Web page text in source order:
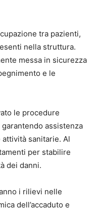
tra pazienti,
nella struttura.
messa in sicurezza
e le
le procedure
assistenza
sanitarie. Al
per stabilire
dei danni.
i rilievi nelle
dell’accaduto e